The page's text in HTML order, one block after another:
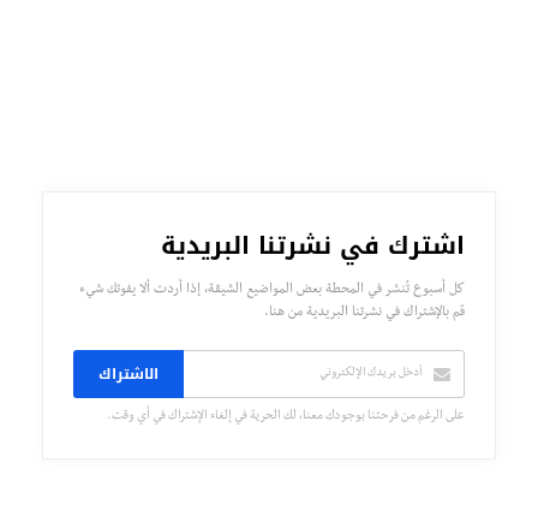
اشترك في نشرتنا البريدية
كل أسبوع تُنشر في المحطة بعض المواضيع الشيقة، إذا أردت ألا يفوتك شيء
قم بالإشتراك في نشرتنا البريدية من هنا.
الاشتراك
على الرغم من فرحتنا بوجودك معنا، لك الحرية في إلغاء الإشتراك في أي وقت.